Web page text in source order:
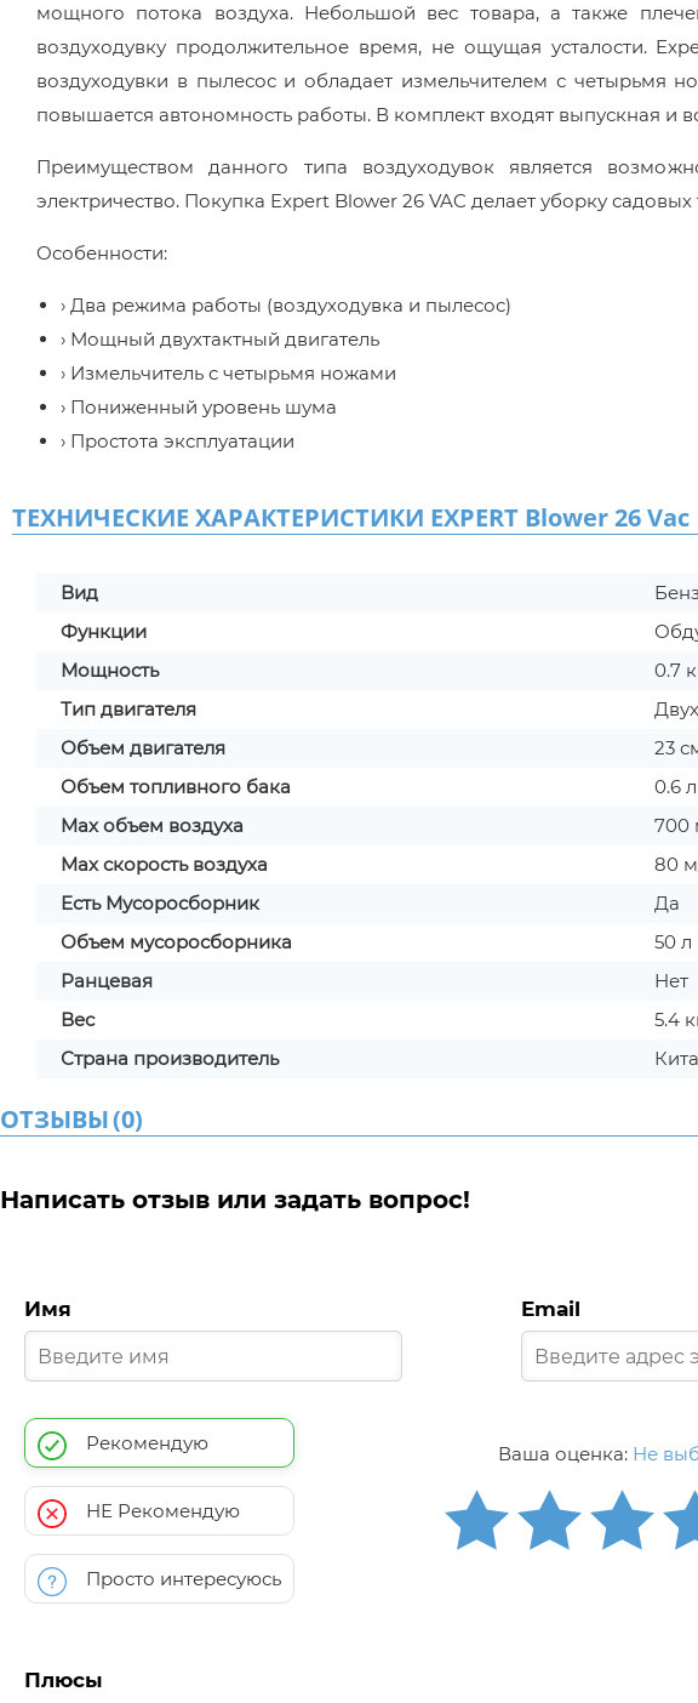
мощного потока воздуха. Небольшой вес товара, а также
воздуходувку продолжительное время, не ощущая усталости.
воздуходувки в пылесос и обладает измельчителем с четырьмя
повышается автономность работы. В комплект входят выпускная и
Преимуществом данного типа воздуходувок является
электричество. Покупка Expert Blower 26 VAC делает уборку
Особенности:
› Два режима работы (воздуходувка и пылесос)
› Мощный двухтактный двигатель
› Измельчитель с четырьмя ножами
› Пониженный уровень шума
› Простота эксплуатации
ТЕХНИЧЕСКИЕ ХАРАКТЕРИСТИКИ EXPERT Blower 26 Vac
Вид
Функции
Мощность
0.7
Тип двигателя
Объем двигателя
23
Объем топливного бака
0.6 л
Max объем воздуха
700
Max скорость воздуха
80
Есть Мусоросборник
Да
Объем мусоросборника
50 л
Ранцевая
Нет
Вес
5.4
Страна производитель
ОТЗЫВЫ(0)
Написать отзыв или задать вопрос!
Имя Email
Рекомендую
НЕ Рекомендую
Просто интересуюсь
Ваша оценка: Не
Плюсы